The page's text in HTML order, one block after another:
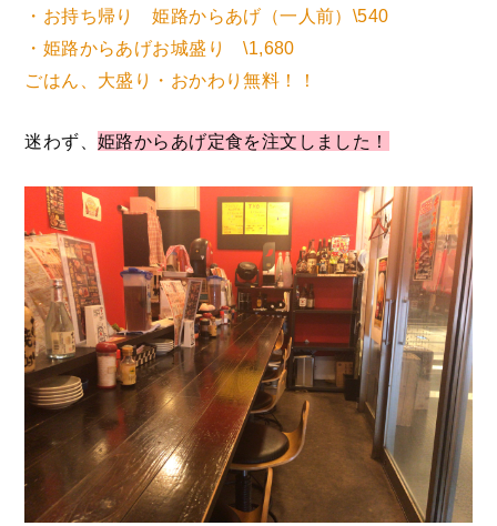
・お持ち帰り 姫路からあげ（一人前）\540
・姫路からあげお城盛り \1,680
ごはん、大盛り・おかわり無料！！
迷わず、姫路からあげ定食を注文しました！